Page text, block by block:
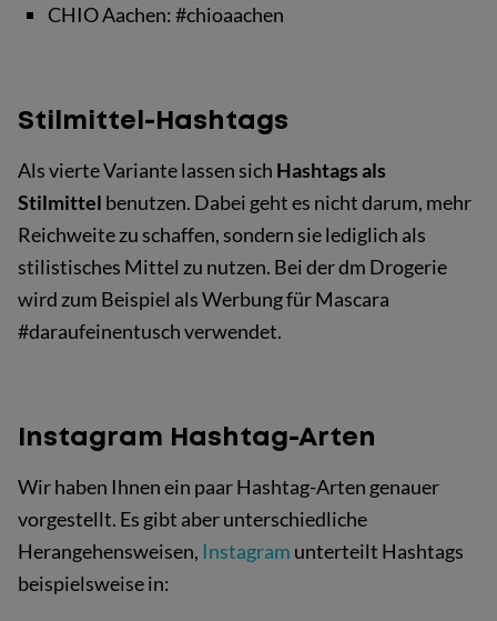
CHIO Aachen: #chioaachen
Stilmittel-Hashtags
Als vierte Variante lassen sich Hashtags als
Stilmittel benutzen. Dabei geht es nicht darum, mehr
Reichweite zu schaffen, sondern sie lediglich als
stilistisches Mittel zu nutzen. Bei der dm Drogerie
wird zum Beispiel als Werbung für Mascara
#daraufeinentusch verwendet.
Instagram Hashtag-Arten
Wir haben Ihnen ein paar Hashtag-Arten genauer
vorgestellt. Es gibt aber unterschiedliche
Herangehensweisen, Instagram unterteilt Hashtags
beispielsweise in: